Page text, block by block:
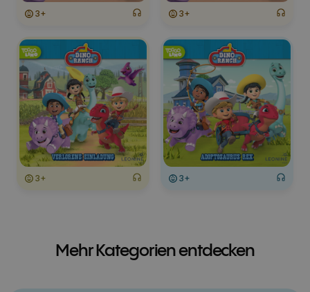
3+ 3+
3+ 3+
Mehr Kategorien entdecken